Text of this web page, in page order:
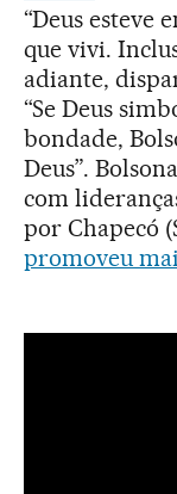
“Deus esteve
que vivi.
adiante,
“Se Deus
bondade,
Deus”.
com
por Chapecó
promoveu